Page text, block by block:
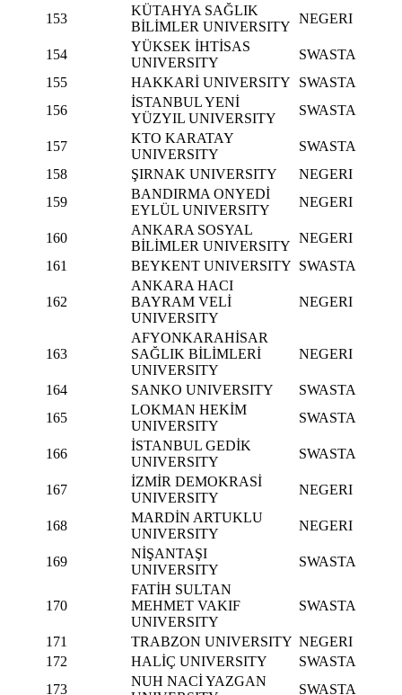
153
KÜTAHYA SAĞLIK
BİLİMLER UNIVERSITY
NEGERI
154
YÜKSEK İHTİSAS
UNIVERSITY
SWASTA
155
HAKKARİ UNIVERSITY
SWASTA
156
İSTANBUL YENİ
YÜZYIL UNIVERSITY
SWASTA
157
KTO KARATAY
UNIVERSITY
SWASTA
158
ŞIRNAK UNIVERSITY
NEGERI
159
BANDIRMA ONYEDİ
EYLÜL UNIVERSITY
NEGERI
160
ANKARA SOSYAL
BİLİMLER UNIVERSITY
NEGERI
161
BEYKENT UNIVERSITY SWASTA
162
ANKARA HACI
BAYRAM VELİ
UNIVERSITY
NEGERI
163
AFYONKARAHİSAR
SAĞLIK BİLİMLERİ
UNIVERSITY
NEGERI
164 SANKO UNIVERSITY
SWASTA
165
LOKMAN HEKİM
UNIVERSITY
SWASTA
166
İSTANBUL GEDİK
UNIVERSITY
SWASTA
167
İZMİR DEMOKRASİ
UNIVERSITY
NEGERI
168
MARDİN ARTUKLU
UNIVERSITY
NEGERI
169
NİŞANTAŞI
UNIVERSITY
SWASTA
170
FATİH SULTAN
MEHMET VAKIF
UNIVERSITY
SWASTA
171 TRABZON UNIVERSITY NEGERI
172
HALİÇ UNIVERSITY
SWASTA
173
NUH NACİ YAZGAN
SWASTA